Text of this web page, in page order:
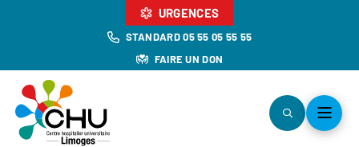
STANDARD 05 55 05 55 55
FAIRE UN DON
URGENCES